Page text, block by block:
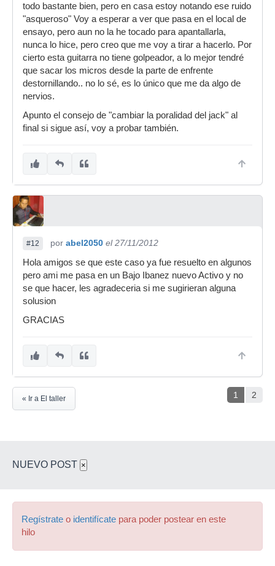
todo bastante bien, pero en casa estoy notando ese ruido
"asqueroso" Voy a esperar a ver que pasa en el local de
ensayo, pero aun no la he tocado para apantallarla,
nunca lo hice, pero creo que me voy a tirar a hacerlo. Por
cierto esta guitarra no tiene golpeador, a lo mejor tendré
que sacar los micros desde la parte de enfrente
destornillando.. no lo sé, es lo único que me da algo de
nervios.
Apunto el consejo de "cambiar la poralidad del jack" al
final si sigue así, voy a probar también.
#12 por abel2050 el 27/11/2012
Hola amigos se que este caso ya fue resuelto en algunos
pero ami me pasa en un Bajo Ibanez nuevo Activo y no
se que hacer, les agradeceria si me sugirieran alguna
solusion
GRACIAS
1 2
« Ir a El taller
NUEVO POST ×
Regístrate o identifícate para poder postear en este
hilo